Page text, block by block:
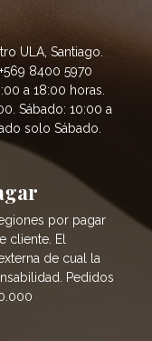
ULA, Santiago.
8400 5970
a 18:00 horas.
Sábado: 10:00 a
solo Sábado.
por pagar
cliente. El
de cual la
Pedidos